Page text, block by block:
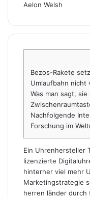
Aelon Welsh
Bezos-Rakete
Umlaufbahn nicht
Was man sagt,
Nachfolgende
Forschung im
Ein Uhrenhersteller
lizenzierte
hinterher viel mehr
Marketingstrategie
herren länder